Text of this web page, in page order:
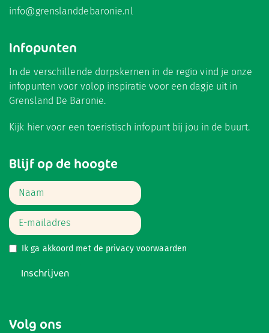
info@grenslanddebaronie.nl
Infopunten
In de verschillende dorpskernen in de regio vind je onze
infopunten voor volop inspiratie voor een dagje uit in
Grensland De Baronie.
Kijk hiervoor een toeristisch infopunt bij jou in de buurt.
Blijf op de hoogte
Ik ga akkoord met de privacy voorwaarden
Inschrijven
Volg ons